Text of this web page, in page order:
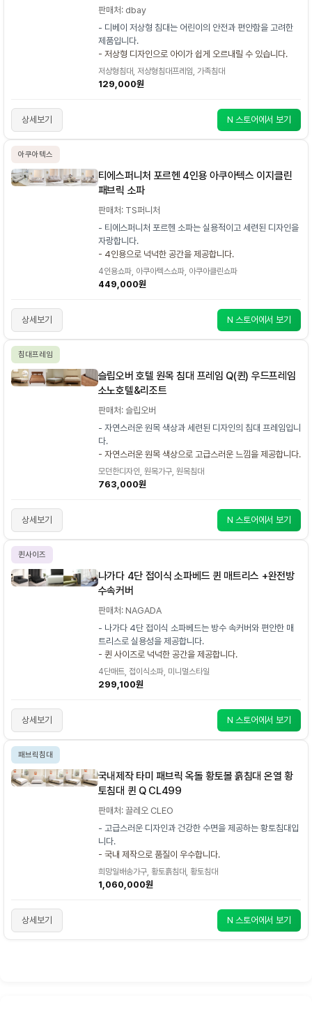
판매처: dbay
- 디베이 저상형 침대는 어린이의 안전과 편안함을 고려한
제품입니다.
- 저상형 디자인으로 아이가 쉽게 오르내릴 수 있습니다.
저상형침대, 저상형침대프레임, 가족침대
129,000원
상세보기 N 스토어에서 보기
아쿠아텍스
티에스퍼니처 포르헨 4인용 아쿠아텍스 이지클린
패브릭 소파
판매처: TS퍼니처
- 티에스퍼니처 포르헨 소파는 실용적이고 세련된 디자인을
자랑합니다.
- 4인용으로 넉넉한 공간을 제공합니다.
4인용쇼파, 아쿠아텍스쇼파, 아쿠아클린쇼파
449,000원
상세보기 N 스토어에서 보기
침대프레임
슬립오버 호텔 원목 침대 프레임 Q(퀸) 우드프레임
소노호텔&리조트
판매처: 슬립오버
- 자연스러운 원목 색상과 세련된 디자인의 침대 프레임입니
다.
- 자연스러운 원목 색상으로 고급스러운 느낌을 제공합니다.
모던한디자인, 원목가구, 원목침대
763,000원
상세보기 N 스토어에서 보기
퀸사이즈
나가다 4단 접이식 소파베드 퀸 매트리스 +완전방
수속커버
판매처: NAGADA
- 나가다 4단 접이식 소파베드는 방수 속커버와 편안한 매
트리스로 실용성을 제공합니다.
- 퀸 사이즈로 넉넉한 공간을 제공합니다.
4단매트, 접이식소파, 미니멀스타일
299,100원
상세보기 N 스토어에서 보기
패브릭침대
국내제작 타미 패브릭 옥돌 황토볼 흙침대 온열 황
토침대 퀸 Q CL499
판매처: 끌레오 CLEO
- 고급스러운 디자인과 건강한 수면을 제공하는 황토침대입
니다.
- 국내 제작으로 품질이 우수합니다.
희망일배송가구, 황토흙침대, 황토침대
1,060,000원
상세보기 N 스토어에서 보기